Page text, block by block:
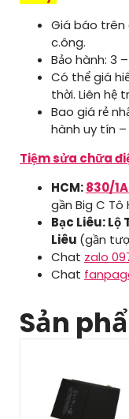
Giá báo trên
c.ông.
Bảo hành: 3
Có thể giá
thời. Liên hệ
Bao giá rẻ
hành uy tín
Tiệm sửa chữa
HCM:830/1A
gần Big C Tô
Bạc Liêu: Lộ
Liêu (gần
Chat zalo
Chat
Sản